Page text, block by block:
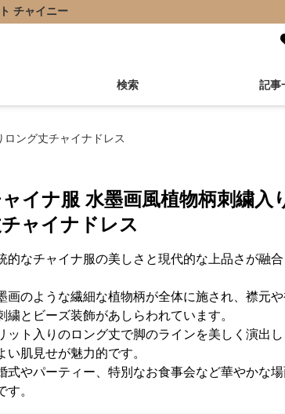
チャイニー
検索 記事
ング丈チャイナドレス
イナ服 水墨画風植物柄刺繍入
ャイナドレス
的なチャイナ服の美しさと現代的な上品さが融
画のような繊細な植物柄が全体に施され、襟元
繍とビーズ装飾があしらわれています。
ット入りのロング丈で脚のラインを美しく演出
い肌見せが魅力的です。
式やパーティー、特別なお食事会など華やかな
す。